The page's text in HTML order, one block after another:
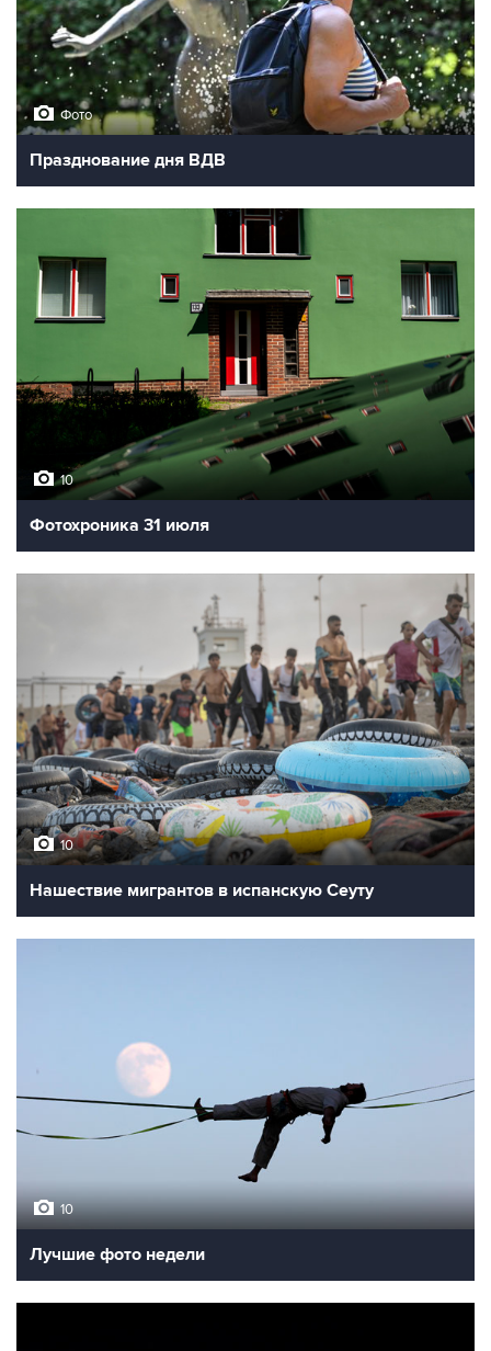
Фото
Празднование дня ВДВ
10
Фотохроника 31 июля
10
Нашествие мигрантов в испанскую Сеуту
10
Лучшие фото недели